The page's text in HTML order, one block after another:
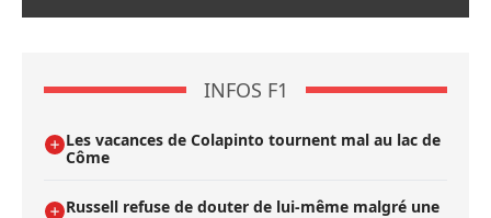
INFOS F1
Les vacances de Colapinto tournent mal au lac de
Côme
Russell refuse de douter de lui-même malgré une